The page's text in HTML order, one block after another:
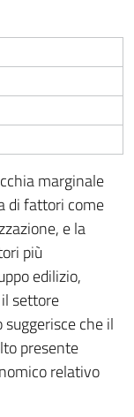
marginale
di fattori come
e la
più
edilizio,
settore
che il
presente
relativo